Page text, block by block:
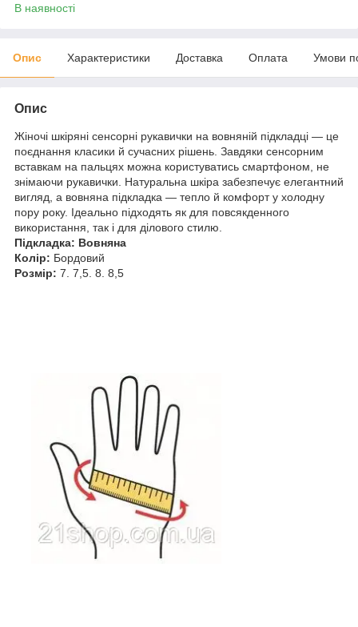
В наявності
Опис Характеристики Доставка Оплата Умови
Опис
Жіночі шкіряні сенсорні рукавички на вовняній підкладці — це
поєднання класики й сучасних рішень. Завдяки сенсорним
вставкам на пальцях можна користуватись смартфоном, не
знімаючи рукавички. Натуральна шкіра забезпечує елегантний
вигляд, а вовняна підкладка — тепло й комфорт у холодну
пору року. Ідеально підходять як для повсякденного
використання, так і для ділового стилю.
Підкладка: Вовняна
Колір: Бордовий
Розмір: 7. 7,5. 8. 8,5